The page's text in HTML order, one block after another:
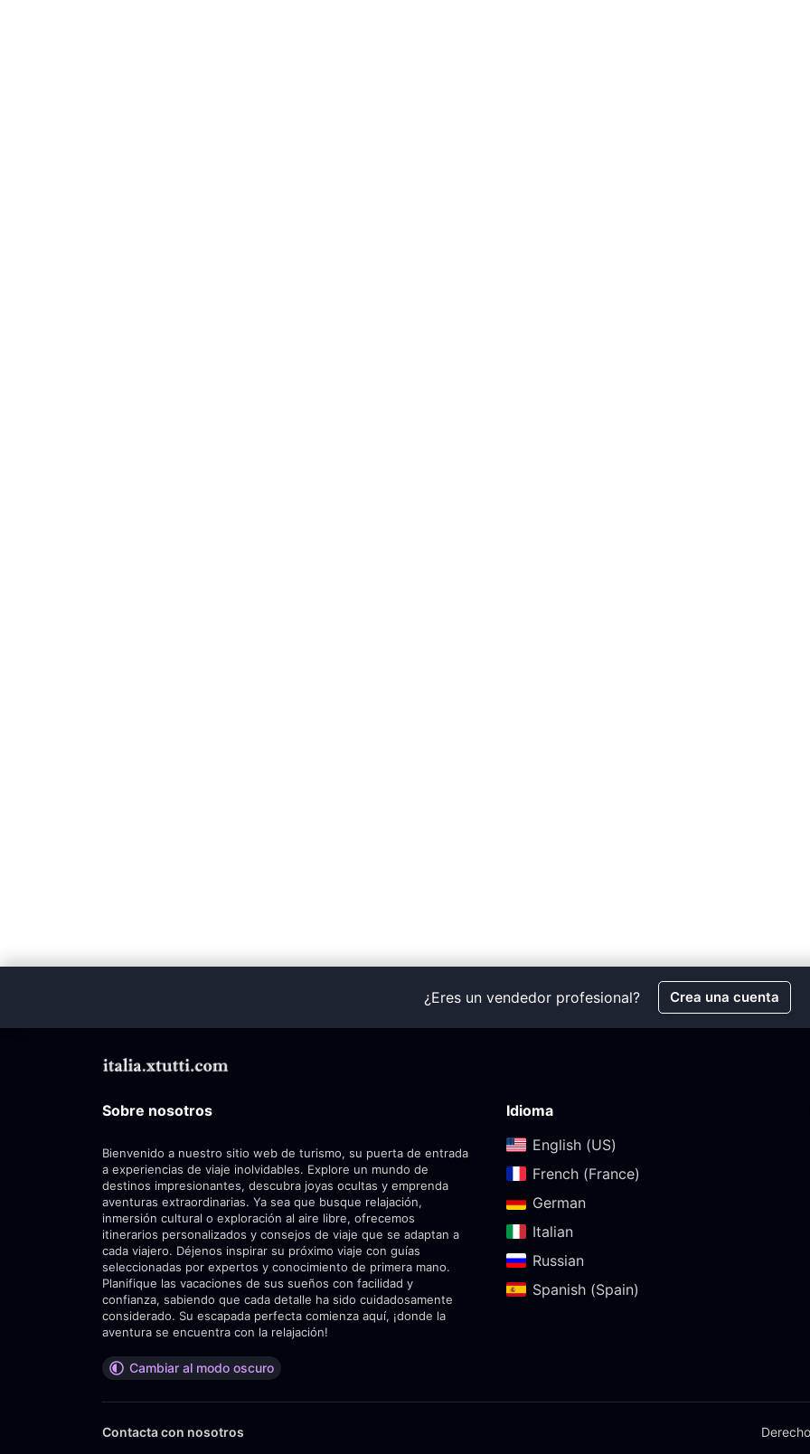
¿Eres un vendedor profesional? Crea una cuenta
Sobre nosotros
Bienvenido a nuestro sitio web de turismo, su puerta de entrada
a experiencias de viaje inolvidables. Explore un mundo de
destinos impresionantes, descubra joyas ocultas y emprenda
aventuras extraordinarias. Ya sea que busque relajación,
inmersión cultural o exploración al aire libre, ofrecemos
itinerarios personalizados y consejos de viaje que se adaptan a
cada viajero. Déjenos inspirar su próximo viaje con guías
seleccionadas por expertos y conocimiento de primera mano.
Planifique las vacaciones de sus sueños con facilidad y
confianza, sabiendo que cada detalle ha sido cuidadosamente
considerado. Su escapada perfecta comienza aquí, ¡donde la
aventura se encuentra con la relajación!
Cambiar al modo oscuro
Idioma
English (US)‎
French (France)‎
German‎
Italian‎
Russian‎
Spanish (Spain)‎
Contacta con nosotros